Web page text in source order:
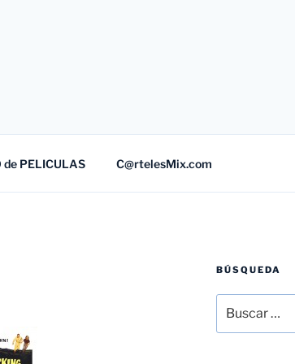
de PELICULAS C@rtelesMix.com
BÚSQUEDA
por: